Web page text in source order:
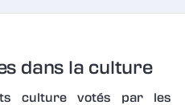
dans la culture
culture votés par les